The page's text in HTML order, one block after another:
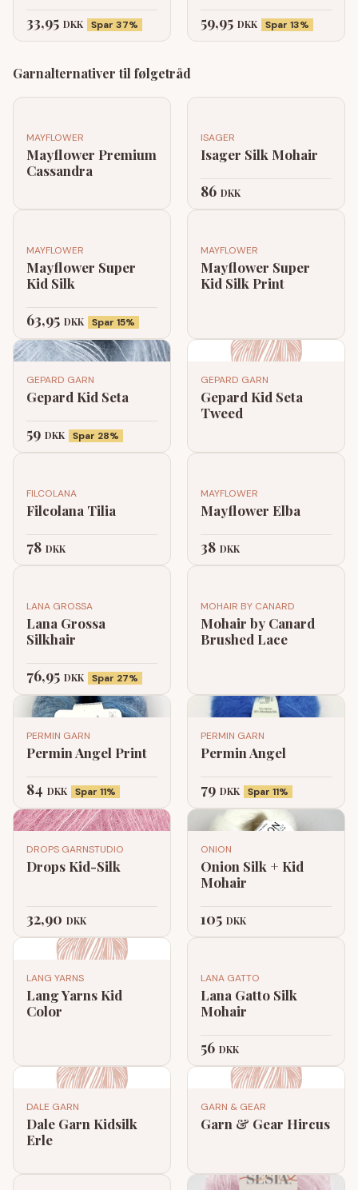
33,95 DKK Spar 37% 59,95 DKK Spar 13%
Garnalternativer til følgetråd
MAYFLOWER
Mayflower Premium
Cassandra
ISAGER
Isager Silk Mohair
86 DKK
MAYFLOWER
Mayflower Super
Kid Silk
63,95 DKK Spar 15%
MAYFLOWER
Mayflower Super
Kid Silk Print
GEPARD GARN
Gepard Kid Seta
59 DKK Spar 28%
GEPARD GARN
Gepard Kid Seta
Tweed
FILCOLANA
Filcolana Tilia
78 DKK
MAYFLOWER
Mayflower Elba
38 DKK
LANA GROSSA
Lana Grossa
Silkhair
76,95 DKK Spar 27%
MOHAIR BY CANARD
Mohair by Canard
Brushed Lace
PERMIN GARN
Permin Angel Print
84 DKK Spar 11%
PERMIN GARN
Permin Angel
79 DKK Spar 11%
DROPS GARNSTUDIO
Drops Kid-Silk
32,90 DKK
ONION
Onion Silk + Kid
Mohair
105 DKK
LANG YARNS
Lang Yarns Kid
Color
LANA GATTO
Lana Gatto Silk
Mohair
56 DKK
DALE GARN
Dale Garn Kidsilk
Erle
GARN & GEAR
Garn & Gear Hircus